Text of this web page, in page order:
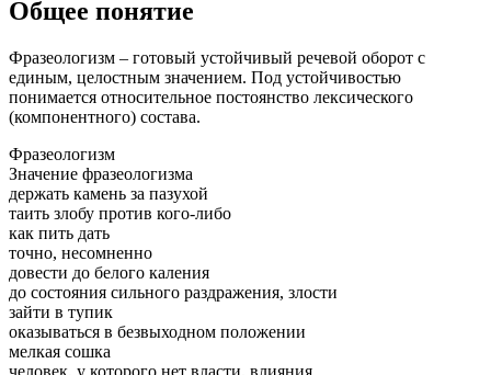
Общее понятие
Фразеологизм – готовый устойчивый речевой оборот с
единым, целостным значением. Под устойчивостью
понимается относительное постоянство лексического
(компонентного) состава.
Фразеологизм
Значение фразеологизма
держать камень за пазухой
таить злобу против кого-либо
как пить дать
точно, несомненно
довести до белого каления
до состояния сильного раздражения, злости
зайти в тупик
оказываться в безвыходном положении
мелкая сошка